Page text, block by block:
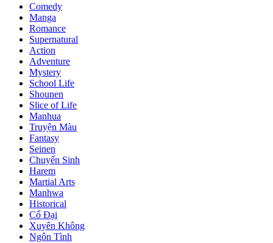
Comedy
Manga
Romance
Supernatural
Action
Adventure
Mystery
School Life
Shounen
Slice of Life
Manhua
Truyện Màu
Fantasy
Seinen
Chuyển Sinh
Harem
Martial Arts
Manhwa
Historical
Cổ Đại
Xuyên Không
Ngôn Tình